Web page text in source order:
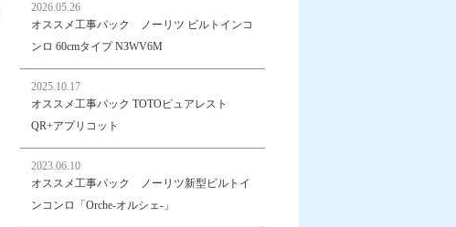
2026.05.26
オススメ工事パック ノーリツ ビルトインコ
ンロ 60cmタイプ N3WV6M
2025.10.17
オススメ工事パック TOTOピュアレスト
QR+アプリコット
2023.06.10
オススメ工事パック ノーリツ新型ビルトイ
ンコンロ「Orche-オルシェ-」